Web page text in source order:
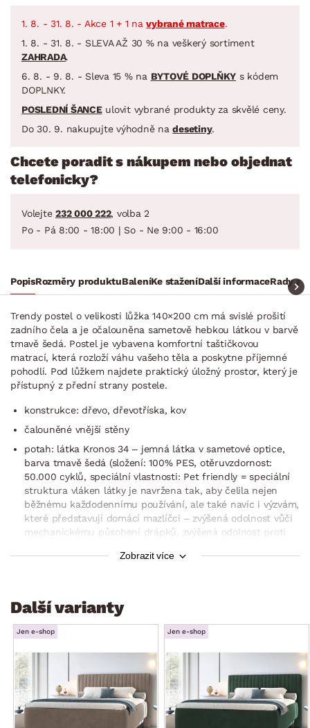
1. 8. - 31. 8. - Akce 1 + 1 navybrané matrace.
1. 8. - 31. 8. - SLEVA AŽ 30 % na veškerý sortiment
ZAHRADA.
6. 8. - 9. 8. - Sleva 15 % na BYTOVÉ DOPLŇKY s kódem
DOPLNKY.
POSLEDNÍ ŠANCEulovit vybrané produkty za skvělé ceny.
Do 30. 9. nakupujte výhodně nadesetiny.
Chcete poradit s nákupem nebo objednat
telefonicky?
Volejte 232 000 222, volba 2
Po - Pá 8:00 - 18:00 | So - Ne 9:00 - 16:00
PopisRozměry produktuBaleníKe staženíDalší informaceRady a
Trendy postel o velikosti lůžka 140×200 cm má svislé prošití
zadního čela a je očalouněna sametově hebkou látkou v barvě
tmavě šedá. Postel je vybavena komfortní taštičkovou
matrací, která rozloží váhu vašeho těla a poskytne příjemné
pohodlí. Pod lůžkem najdete praktický úložný prostor, který je
přístupný z přední strany postele.
konstrukce: dřevo, dřevotříska, kov
čalouněné vnější stěny
potah: látka Kronos 34 – jemná látka v sametové optice,
barva tmavě šedá (složení: 100% PES, otěruvzdornost:
50.000 cyklů, speciální vlastnosti: Pet friendly = speciální
struktura vláken látky je navržena tak, aby čelila nejen
běžnému každodennímu používání, ale také navíc i výzvám,
které představují domácí mazlíčci – zvýšená odolnost vůči
mechanickému působení drápků, zvýšená odolnost proti
mazlíčky)
plocha lůžka: 140×200 cm
1 x zabudovaný rošt (dřevěný rám, dřevovláknitá deska)
1 x matrace – zabudovaná (1 x matrace o rozměru 140×200
cm, kvalitní jádro: komfortní taštičkové pružiny + studená
HR pěna, 7-zónové jádro, cca 240 pružin/m², jádro matrace
dokonale rozloží váhu celého těla a poskytne optimální
oporu pro spaní, studená pěna – vysoce odolná a zároveň
pružná, vysoce vzdušná a zajišťuje optimální odvod tepla,
stupeň tuhosti – 2,5 střední (stupnice tuhosti: 1 měkká –
Zobrazit více
Další varianty
Jen e-shop Jen e-shop